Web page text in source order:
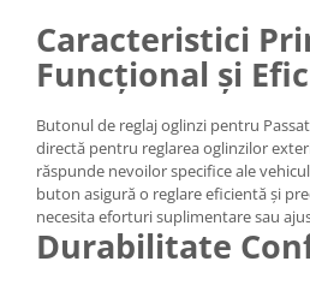
Caracteristici
Funcțional și
Butonul de reglaj oglinzi pentru
directă pentru reglarea oglinzilor
răspunde nevoilor specifice ale
buton asigură o reglare eficientă și
necesita eforturi suplimentare sau
Durabilitate